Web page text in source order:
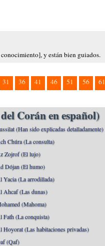
y están bien guiados.
31 36 41 46 51 56 61
Corán en español)
(Han sido explicadas detalladamente)
Chúra (La consulta)
Zojrof (El lujo)
Dójan (El humo)
Yacia (La arrodillada)
Ahcaf (Las dunas)
(Mahoma)
Fath (La conquista)
Hoyorat (Las habitaciones privadas)
(Qaf)